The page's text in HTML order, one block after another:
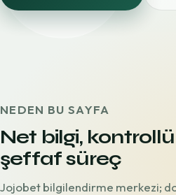
NEDEN BU SAYFA
Net bilgi,
şeffaf süreç
Jojobet bilgilendirme merkezi;